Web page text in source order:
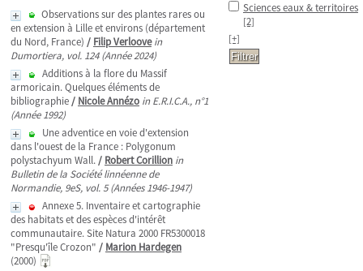
Observations sur des plantes rares ou
en extension à Lille et environs (département
du Nord, France) / Filip Verloove in
Dumortiera, vol. 124 (Année 2024)
Additions à la flore du Massif
armoricain. Quelques éléments de
bibliographie/ Nicole Annézo in E.R.I.C.A., n°1
(Année 1992)
Une adventice en voie d'extension
dans l'ouest de la France : Polygonum
polystachyum Wall./ Robert Corillion in
Bulletin de la Société linnéenne de
Normandie, 9eS, vol. 5 (Années 1946-1947)
Annexe 5. Inventaire et cartographie
des habitats et des espèces d'intérêt
communautaire. Site Natura 2000 FR5300018
"Presqu'île Crozon" / Marion Hardegen
(2000)
Sciences eaux & territoires
[2]
[+]